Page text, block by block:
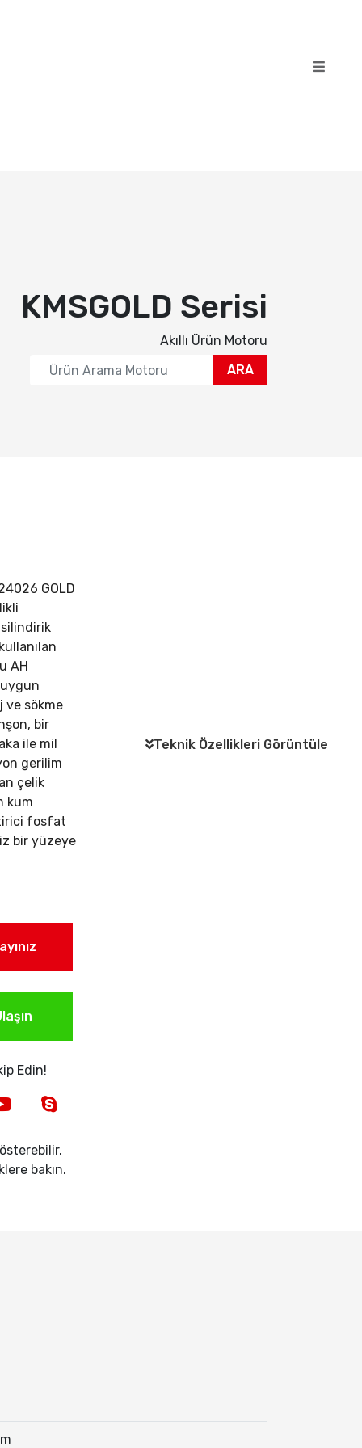
Teknik Özellikleri Görüntüle
KMSGOLD Serisi
Akıllı Ürün Motoru
ARA
GOLD
AH
ve sökme
bir
ile mil
gerilim
çelik
kum
fosfat
bir yüzeye
Edin!
bakın.